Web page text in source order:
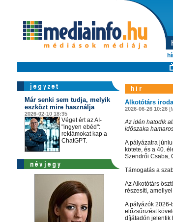
Már senki sem tudja, melyik
eszközt mire használja
2026-02-10 18:35
Véget ért az AI-
"ingyen ebéd":
reklámokat kap a
ChatGPT.
Alkotótárs
2026-06-26 10:26
Az idén hatodik
időszaka
A pályázatra
kötete, és a 40.
Szendrői Csaba,
Támogatás a
Az Alkotótárs
részesíti,
A pályázók
előzsűrizést
díjátadón jelentik